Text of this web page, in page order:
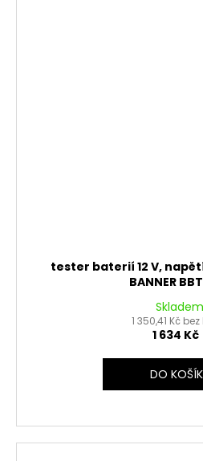
tester baterií 12 V,
BANNER
Skladem
1 350,41 Kč bez
1 634 Kč
DO